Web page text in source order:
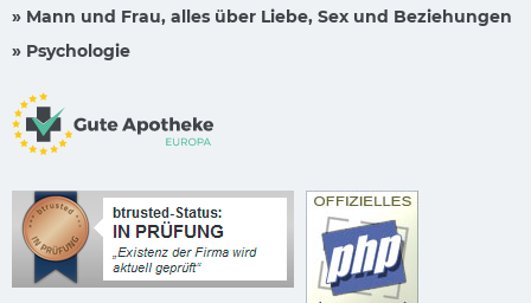
» Mann und Frau, alles über Liebe, Sex und Beziehungen
» Psychologie